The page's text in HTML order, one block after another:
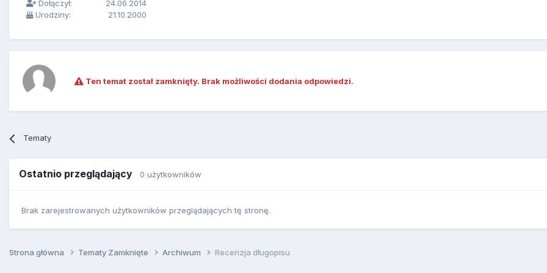
Dołączył:
24.06.2014
Urodziny:
21.10.2000
Ten temat został zamknięty. Brak możliwości dodania odpowiedzi.
Tematy
Ostatnio przeglądający 0 użytkowników
Brak zarejestrowanych użytkowników przeglądających tę stronę.
Strona główna Tematy Zamknięte Archiwum Recenzja długopisu